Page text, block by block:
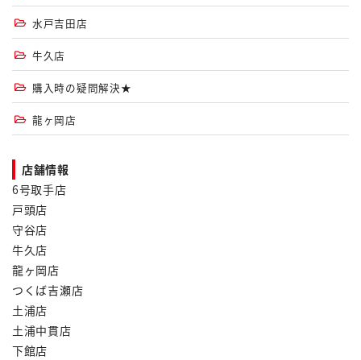
水戸吉田店
牛久店
購入時の疑問解決★
龍ヶ岡店
店舗情報
6号取手店
戸頭店
守谷店
牛久店
龍ヶ岡店
つくば吉瀬店
土浦店
土浦中貫店
下館店